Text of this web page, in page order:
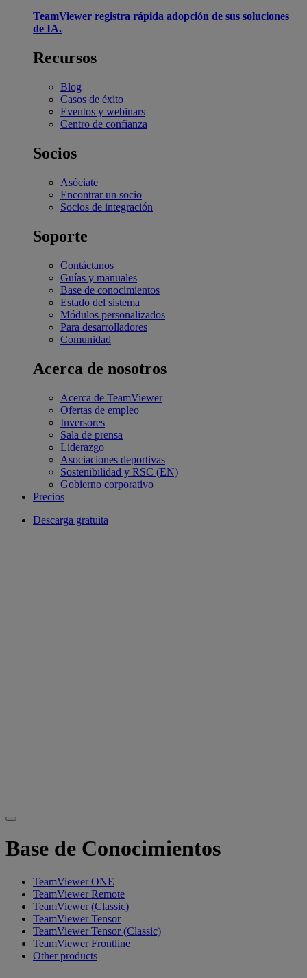
TeamViewer registra rápida adopción de sus soluciones
de IA.
Recursos
Blog
Casos de éxito
Eventos y webinars
Centro de confianza
Socios
Asóciate
Encontrar un socio
Socios de integración
Soporte
Contáctanos
Guías y manuales
Base de conocimientos
Estado del sistema
Módulos personalizados
Para desarrolladores
Comunidad
Acerca de nosotros
Acerca de TeamViewer
Ofertas de empleo
Inversores
Sala de prensa
Liderazgo
Asociaciones deportivas
Sostenibilidad y RSC (EN)
Gobierno corporativo
Precios
Descarga gratuita
Base de Conocimientos
TeamViewer ONE
TeamViewer Remote
TeamViewer (Classic)
TeamViewer Tensor
TeamViewer Tensor (Classic)
TeamViewer Frontline
Other products